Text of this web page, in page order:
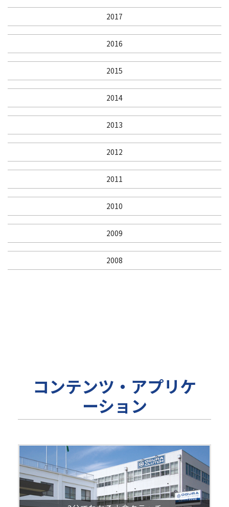
2017
2016
2015
2014
2013
2012
2011
2010
2009
2008
コンテンツ・アプリケ
ーション